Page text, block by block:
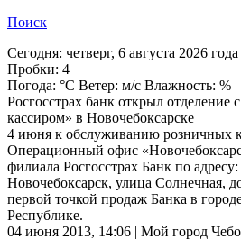
Поиск
Сегодня: четверг, 6 августа 2026 года
Пробки: 4
Погода: °C Ветер: м/с Влажность: %
Росгосстрах банк открыл отделение
кассиром» в Новочебоксарске
4 июня к обслуживанию розничных
Операционный офис
филиала Росгосстрах Банк по
Новочебоксарск, улица Солнечная,
первой точкой продаж Банка в
Республике.
04 июня 2013, 14:06 | Мой город